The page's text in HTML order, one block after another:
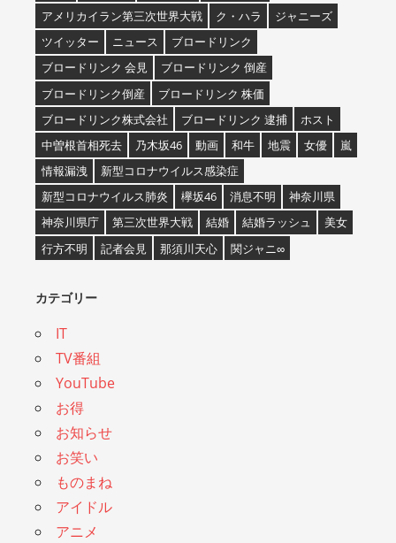
アメリカイラン第三次世界大戦
ク・ハラ
ジャニーズ
ツイッター
ニュース
ブロードリンク
ブロードリンク 会見
ブロードリンク 倒産
ブロードリンク倒産
ブロードリンク 株価
ブロードリンク株式会社
ブロードリンク 逮捕
ホスト
中曽根首相死去
乃木坂46 動画 和牛 地震 女優
嵐
情報漏洩
新型コロナウイルス感染症
新型コロナウイルス肺炎
欅坂46 消息不明
神奈川県
神奈川県庁
第三次世界大戦 結婚 結婚ラッシュ
美女
行方不明
記者会見 那須川天心 関ジャニ∞
カテゴリー
IT
TV番組
YouTube
お得
お知らせ
お笑い
ものまね
アイドル
アニメ